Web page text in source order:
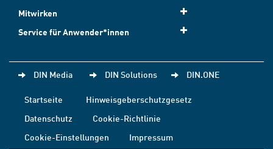
Mitwirken
Service für Anwender*innen
DIN Media DIN Solutions DIN.ONE
Startseite
Hinweisgeberschutzgesetz
Datenschutz
Cookie-Richtlinie
Cookie-Einstellungen
Impressum